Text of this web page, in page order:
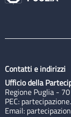
Contatti e indirizzi
Ufficio della
Regione Puglia -
PEC:
Email: